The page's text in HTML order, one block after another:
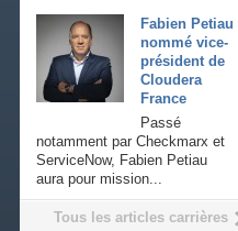
Fabien Petiau
nommé vice-
président de
Cloudera
France
Passé
notamment par Checkmarx et
ServiceNow, Fabien Petiau
aura pour mission...
Tous les articles carrières